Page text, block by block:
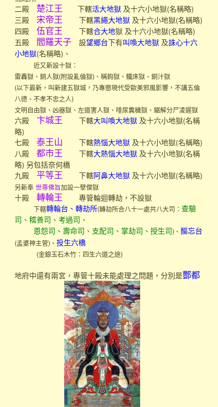
二殿 楚江王 下轄活大地獄 及十六小地獄(名稱略)
三殿 宋帝王 下轄黑繩大地獄 及十六小地獄(名稱略)
四殿 伍官王 下轄合大地獄 及十六小地獄(名稱略)
五殿
閻羅天子 設望鄉台下有叫喚大地獄 及誅心十六
小地獄(名稱略)、
近又新設十獄：
雷轟獄、銅人獄(附設亂倫獄)、稱鉤獄、鐵床獄、銅汁獄
(以下最新，叫新建五獄城，乃專懲現代受歐美邪風影響，不講五倫
八德、不孝不忠之人)
文明自由獄、凶器獄、左道害人獄、唾尿糞穢獄、鋸解分尸凌遲獄
六殿 卞城王 下轄大叫喚大地獄 及十六小地獄(名稱
略)
七殿 泰王山 下轄熱惱大地獄 及十六小地獄(名稱略)
八殿 都市王 下轄大熱惱大地獄 及十六小地獄(名稱
略) 另包括奈何橋
九殿 平等王 下轄阿鼻大地獄 及十六小地獄(名稱略)
另新奉 世尊佛旨加設一孽僧獄
十殿 轉輪王 專管輪迴轉劫，不設獄
下轄轉輪台、轉劫所(轉劫所合八十一處共八大司： 查驗
司、稽善司、考過司、
恩怨司、壽命司、支配司、掌劫司、授生司 )、 醧忘台
(孟婆神主管)、 投生六橋
(金銀玉石木竹：四生六道之途)
地府中還有兩宮，專管十殿未能處理之問題，分別是酆都